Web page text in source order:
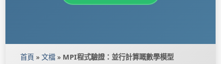
首頁 » 文檔 » MPI程式驗證：並行計算嘅數學模型